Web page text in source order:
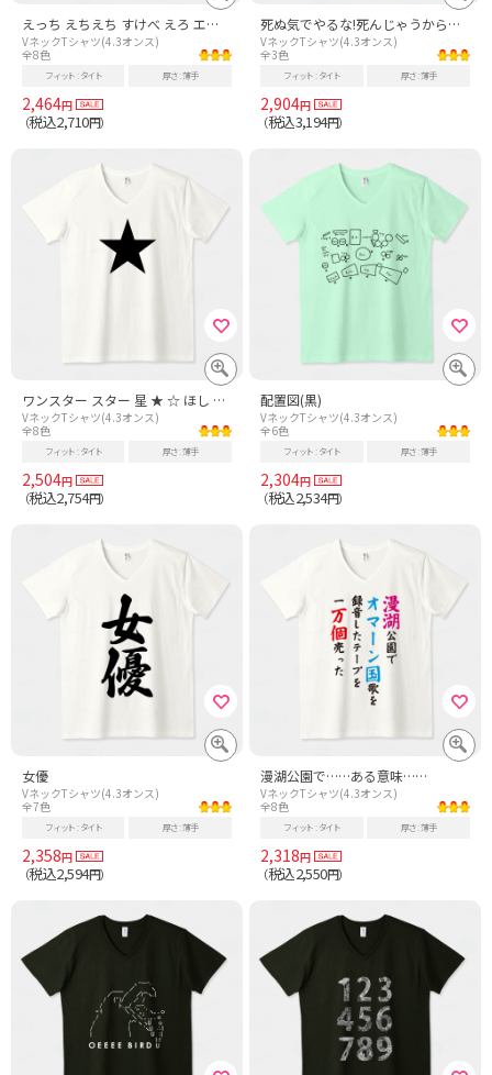
えっち えちえち すけべ えろ エロ エッチ H えろい
VネックTシャツ(4.3オンス)
全8色
フィット タイト 厚さ 薄手
2,464円
（税込2,710円）
死ぬ気でやるな!死んじゃうから。(筆文字)文字白
VネックTシャツ(4.3オンス)
全3色
フィット タイト 厚さ 薄手
2,904円
（税込3,194円）
ワンスター スター 星 ★ ☆ ほし GTO 鬼塚 パンク ロック
VネックTシャツ(4.3オンス)
全8色
フィット タイト 厚さ 薄手
2,504円
（税込2,754円）
配置図(黒)
VネックTシャツ(4.3オンス)
全6色
フィット タイト 厚さ 薄手
2,304円
（税込2,534円）
女優
VネックTシャツ(4.3オンス)
全7色
フィット タイト 厚さ 薄手
2,358円
（税込2,594円）
漫湖公園で……ある意味……
VネックTシャツ(4.3オンス)
全8色
フィット タイト 厚さ 薄手
2,318円
（税込2,550円）